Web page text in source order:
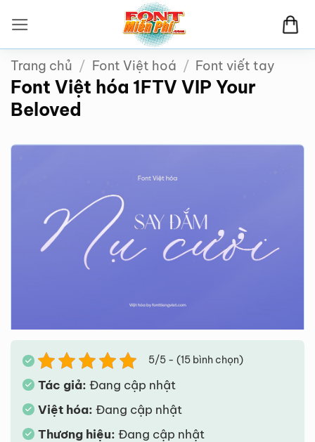
qua
nội
dung
Trang chủ / Font Việt hoá / Font viết tay
Font Việt hóa 1FTV VIP Your
Beloved
5/5 - (15 bình chọn)
Tác giả: Đang cập nhật
Việt hóa: Đang cập nhật
Thương hiệu: Đang cập nhật